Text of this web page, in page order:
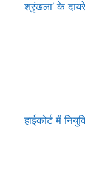
श्रृंखला’ के
हाईकोर्ट में